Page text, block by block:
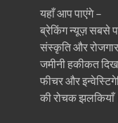
यहाँ आप पाएंगे –
ब्रेकिंग न्यूज़ सबसे
संस्कृति और रोजगार
जमीनी हकीकत
फीचर और
की रोचक